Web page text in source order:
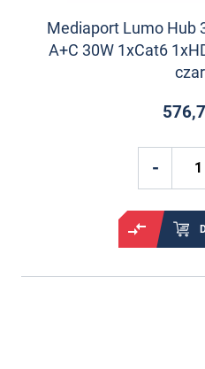
Mediaport Lumo Hub
A+C 30W 1xCat6